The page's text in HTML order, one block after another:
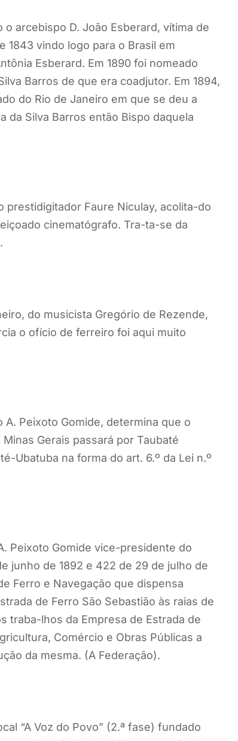
arcebispo D. João Esberard, vítima de
1843 vindo logo para o Brasil em
Esberard. Em 1890 foi nomeado
Barros de que era coadjutor. Em 1894,
do Rio de Janeiro em que se deu a
da Silva Barros então Bispo daquela
prestidigitador Faure Niculay, acolita-do
cinematógrafo. Tra-ta-se da
do musicista Gregório de Rezende,
o ofício de ferreiro foi aqui muito
Peixoto Gomide, determina que o
Gerais passará por Taubaté
Ubatuba na forma do art. 6.º da Lei n.º
Peixoto Gomide vice-presidente do
junho de 1892 e 422 de 29 de julho de
Ferro e Navegação que dispensa
de Ferro São Sebastião às raias de
traba-lhos da Empresa de Estrada de
Comércio e Obras Públicas a
da mesma. (A Federação).
“A Voz do Povo” (2.ª fase) fundado